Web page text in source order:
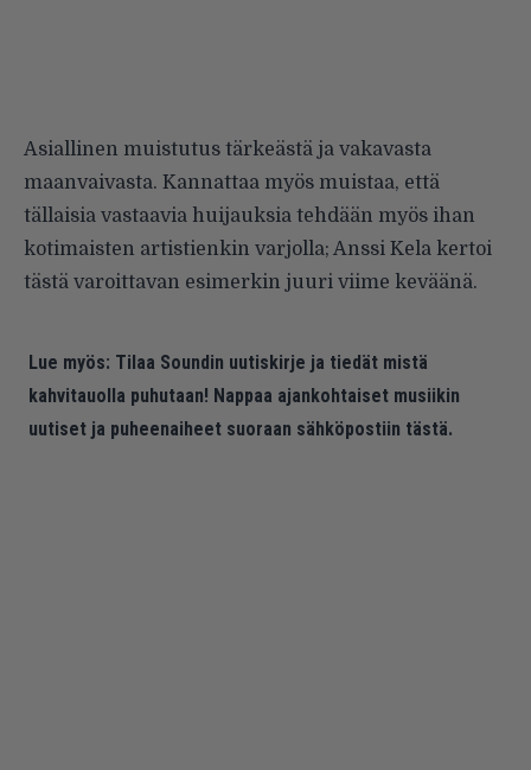
Asiallinen muistutus tärkeästä ja vakavasta
maanvaivasta. Kannattaa myös muistaa, että
tällaisia vastaavia huijauksia tehdään myös ihan
kotimaisten artistienkin varjolla; Anssi Kela kertoi
tästä varoittavan esimerkin juuri viime keväänä.
Lue myös: Tilaa Soundin uutiskirje ja tiedät mistä
kahvitauolla puhutaan! Nappaa ajankohtaiset musiikin
uutiset ja puheenaiheet suoraan sähköpostiin tästä.